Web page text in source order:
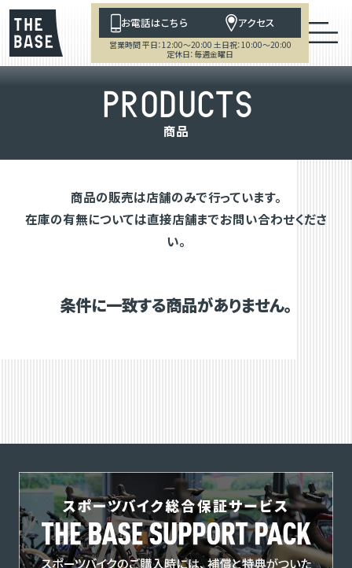
お電話はこちら アクセス
営業時間 平日：12:00～20:00 土日祝：10:00～20:00
定休日：毎週金曜日
PRODUCTS
商品
商品の販売は店舗のみで行っています。
在庫の有無については直接店舗までお問い合わせくださ
い。
条件に一致する商品がありません。